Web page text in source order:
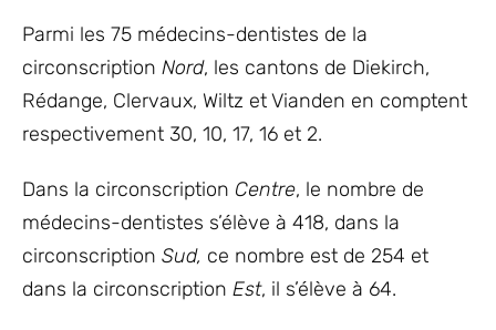
Parmi les 75 médecins-dentistes de la
circonscription Nord, les cantons de Diekirch,
Rédange, Clervaux, Wiltz et Vianden en comptent
respectivement 30, 10, 17, 16 et 2.
Dans la circonscription Centre, le nombre de
médecins-dentistes s’élève à 418, dans la
circonscription Sud, ce nombre est de 254 et
dans la circonscription Est, il s’élève à 64.